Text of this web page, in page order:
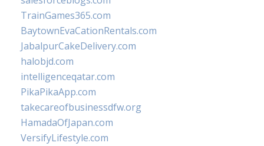
TrainGames365.com
BaytownEvaCationRentals.com
JabalpurCakeDelivery.com
halobjd.com
intelligenceqatar.com
PikaPikaApp.com
takecareofbusinessdfw.org
HamadaOfJapan.com
VersifyLifestyle.com